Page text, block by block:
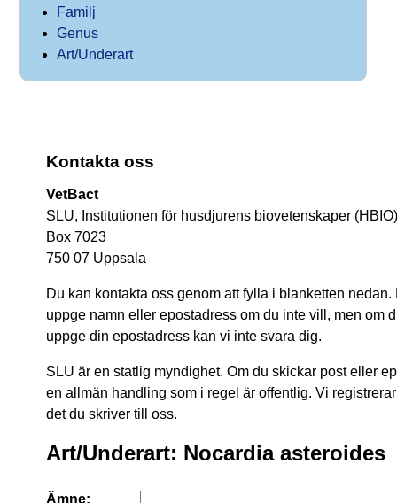
Familj
Genus
Art/Underart
Kontakta oss
VetBact
SLU, Institutionen för husdjurens biovetenskaper (HBIO)
Box 7023
750 07 Uppsala
Du kan kontakta oss genom att fylla i blanketten
uppge namn eller epostadress om du inte vill, men om
uppge din epostadress kan vi inte svara dig.
SLU är en statlig myndighet. Om du skickar post eller
en allmän handling som i regel är offentlig. Vi
det du skriver till oss.
Art/Underart: Nocardia asteroides
Ämne: